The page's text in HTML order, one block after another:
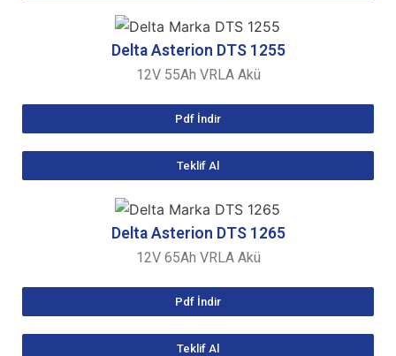
Delta Asterion DTS 1255
12V 55Ah VRLA Akü
Pdf İndir
Teklif Al
Delta Asterion DTS 1265
12V 65Ah VRLA Akü
Pdf İndir
Teklif Al